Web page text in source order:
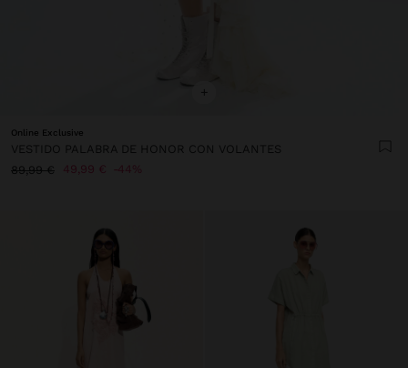
+
Online Exclusive
VESTIDO PALABRA DE HONOR CON VOLANTES
89,99 €
49,99 € 44%